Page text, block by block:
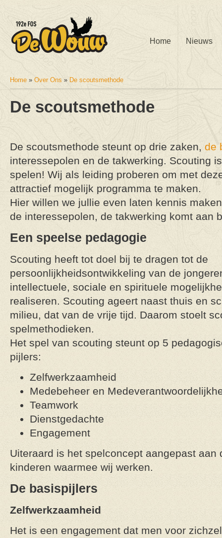
Home Nieuws
U bent hier
Home » Over Ons » De scoutsmethode
De scoutsmethode
De scoutsmethode steunt op drie zaken, de
interessepolen en de takwerking. Scouting
spelen! Wij als leiding proberen om met
attractief mogelijk programma te maken.
Hier willen we jullie even laten kennis
de interessepolen, de takwerking komt aan
Een speelse pedagogie
Scouting heeft tot doel bij te dragen tot de
persoonlijkheidsontwikkeling van de
intellectuele, sociale en spirituele
realiseren. Scouting ageert naast thuis en
milieu, dat van de vrije tijd. Daarom stoelt
spelmethodieken.
Het spel van scouting steunt op 5
pijlers:
Zelfwerkzaamheid
Medebeheer en
Teamwork
Dienstgedachte
Engagement
Uiteraard is het spelconcept aangepast aan
kinderen waarmee wij werken.
De basispijlers
Zelfwerkzaamheid
Het is een engagement dat men voor